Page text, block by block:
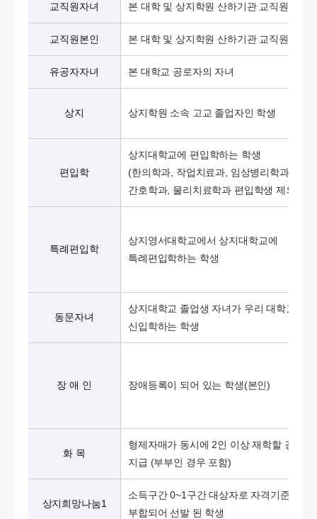
교직원자녀 본 대학 및 상지학원 산하기관 교직원자녀
교직원본인 본 대학 및 상지학원 산하기관 교직원
유공자자녀 본 대학교 공로자의 자녀
상지 상지학원 소속 고교 졸업자인 학생
편입학
상지대학교에 편입학하는 학생
(한의학과, 작업치료과, 임상병리학과,
간호학과, 물리치료학과 편입학생 제외)
특례편입학
상지영서대학교에서 상지대학교에
특례편입학하는 학생
동문자녀
상지대학교 졸업생 자녀가 우리 대학교에
신입학하는 학생
장 애 인 장애등록이 되어 있는 학생(본인)
화 목
형제자매가 동시에 2인 이상 재학할 경우 1
지급 (부부인 경우 포함)
상지희망나눔1
소득구간 0~1구간 대상자로 자격기준에
부합되어 선발 된 학생